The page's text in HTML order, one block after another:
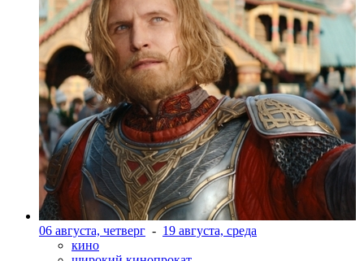
06 августа, четверг - 19 августа, среда
кино